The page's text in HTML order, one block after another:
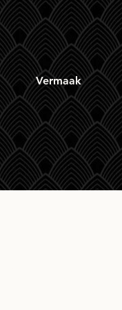
Vermaak